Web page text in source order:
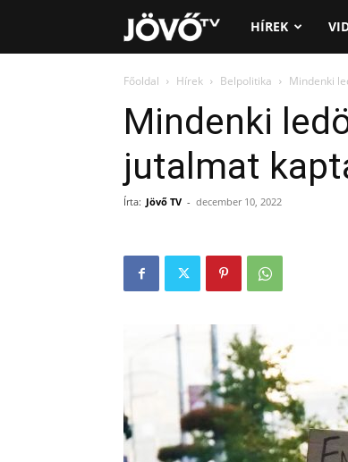
Jövő
TV
HÍREK
Főoldal Hírek Belpolitika Mindenki
Mindenki
jutalmat
Írta: Jövő TV - december 10, 2022